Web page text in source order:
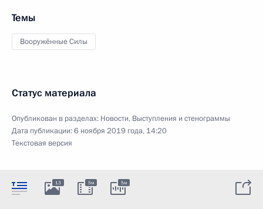
Темы
Вооружённые Силы
Статус материала
Опубликован в разделах: Новости, Выступления и стенограммы
Дата публикации:6 ноября 2019 года, 14:20
Текстовая версия
13 5м 5м